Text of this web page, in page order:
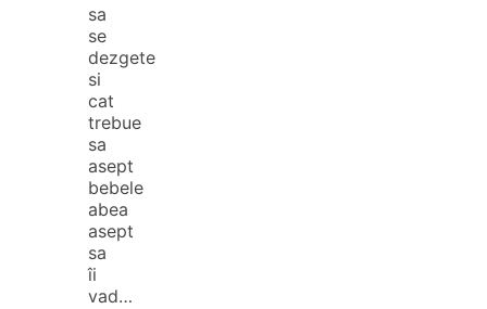
sa
se
dezgete
si
cat
trebue
sa
asept
bebele
abea
asept
sa
îi
vad…